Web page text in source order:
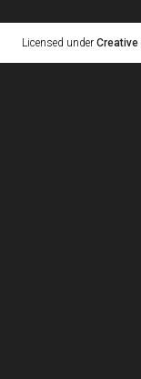
Licensed under